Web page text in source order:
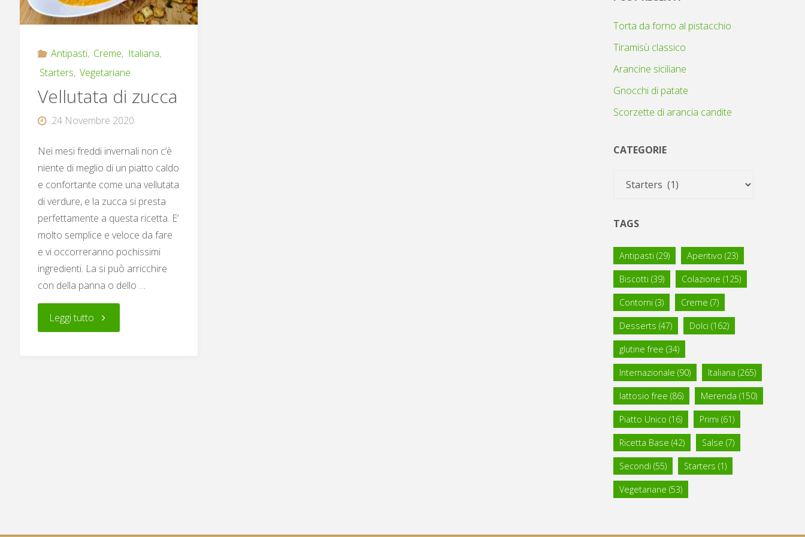
Antipasti, Creme, Italiana,
Starters, Vegetariane
Vellutata di zucca
24 Novembre 2020
Nei mesi freddi invernali non c’è
niente di meglio di un piatto caldo
e confortante come una vellutata
di verdure, e la zucca si presta
perfettamente a questa ricetta. E’
molto semplice e veloce da fare
e vi occorreranno pochissimi
ingredienti. La si può arricchire
con della panna o dello …
Leggi tutto "Vellutata
Torta da forno al pistacchio
Tiramisù classico
Arancine siciliane
Gnocchi di patate
Scorzette di arancia candite
CATEGORIE
Categorie
TAGS
Antipasti (29) Aperitivo (23)
Biscotti (39) Colazione (125)
Contorni (3) Creme (7)
Desserts (47) Dolci (162)
glutine free (34)
Internazionale (90) Italiana (265)
lattosio free (86) Merenda (150)
Piatto Unico (16) Primi (61)
Ricetta Base (42) Salse (7)
Secondi (55) Starters (1)
Vegetariane (53)